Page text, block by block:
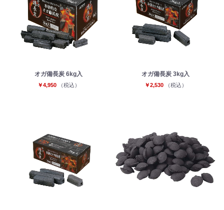
オガ備長炭 6kg入
￥4,950 （税込）
オガ備長炭 3kg入
￥2,530 （税込）